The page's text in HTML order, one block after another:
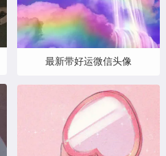
最新带好运微信头像